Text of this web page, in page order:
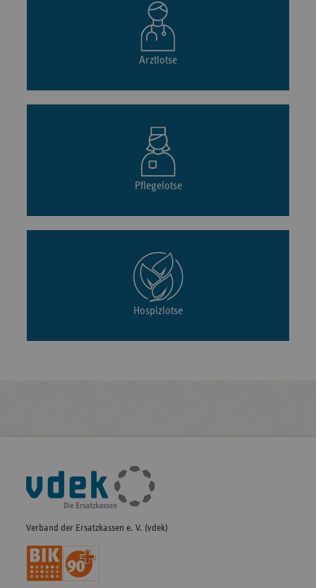
Arztlotse
Pflegelotse
Hospizlotse
Fußleisten-
Navigation
Verband der Ersatzkassen e. V. (vdek)